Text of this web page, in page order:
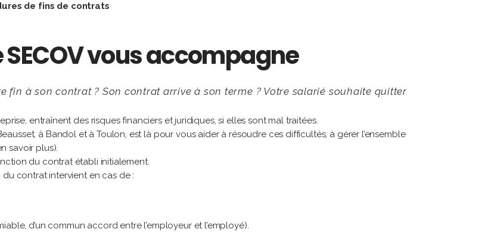
de fins de contrats
vous accompagne
fin à son contrat ? Son contrat arrive à son terme ? Votre salarié souhaite quitter
entraînent des risques financiers et juridiques, si elles sont mal traitées.
à Bandol et à Toulon, est là pour vous aider à résoudre ces difficultés, à gérer l’ensemble
savoir plus).
du contrat établi initialement.
contrat intervient en cas de :
d’un commun accord entre l’employeur et l’employé).